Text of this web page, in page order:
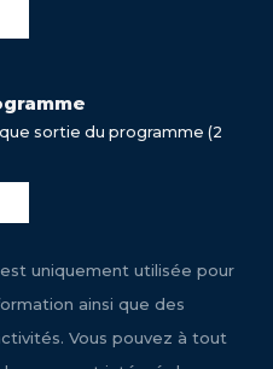
sortie du programme (2
uniquement utilisée pour
ainsi que des
Vous pouvez à tout